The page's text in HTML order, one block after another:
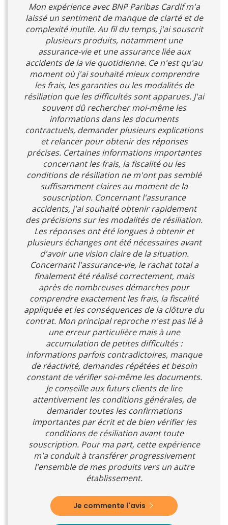
Mon expérience avec BNP Paribas Cardif m'a
laissé un sentiment de manque de clarté et de
complexité inutile. Au fil du temps, j'ai souscrit
plusieurs produits, notamment une
assurance-vie et une assurance liée aux
accidents de la vie quotidienne. Ce n'est qu'au
moment où j'ai souhaité mieux comprendre
les frais, les garanties ou les modalités de
résiliation que les difficultés sont apparues. J'ai
souvent dû rechercher moi-même les
informations dans les documents
contractuels, demander plusieurs explications
et relancer pour obtenir des réponses
précises. Certaines informations importantes
concernant les frais, la fiscalité ou les
conditions de résiliation ne m'ont pas semblé
suffisamment claires au moment de la
souscription. Concernant l'assurance
accidents, j'ai souhaité obtenir rapidement
des précisions sur les modalités de résiliation.
Les réponses ont été longues à obtenir et
plusieurs échanges ont été nécessaires avant
d'avoir une vision claire de la situation.
Concernant l'assurance-vie, le rachat total a
finalement été réalisé correctement, mais
après de nombreuses démarches pour
comprendre exactement les frais, la fiscalité
appliquée et les conséquences de la clôture du
contrat. Mon principal reproche n'est pas lié à
une erreur particulière mais à une
accumulation de petites difficultés :
informations parfois contradictoires, manque
de réactivité, demandes répétées et besoin
constant de vérifier soi-même les documents.
Je conseille aux futurs clients de lire
attentivement les conditions générales, de
demander toutes les confirmations
importantes par écrit et de bien vérifier les
conditions de résiliation avant toute
souscription. Pour ma part, cette expérience
m'a conduit à transférer progressivement
l'ensemble de mes produits vers un autre
établissement.
Je commente l'avis